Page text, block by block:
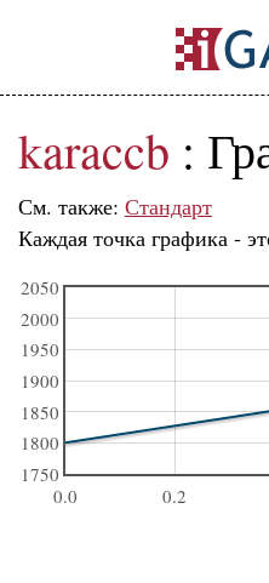
karaccb :
См. также: Стандарт
Каждая точка графика -
0.0 0.2
1750
1800
1850
1900
1950
2000
2050